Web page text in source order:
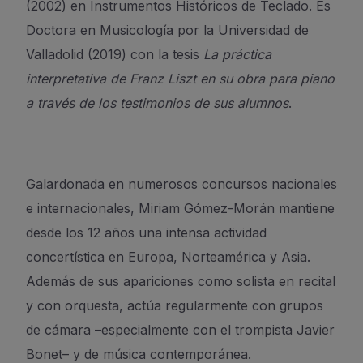
(2002) en Instrumentos Históricos de Teclado. Es
Doctora en Musicología por la Universidad de
Valladolid (2019) con la tesis La práctica
interpretativa de Franz Liszt en su obra para piano
a través de los testimonios de sus alumnos.
Galardonada en numerosos concursos nacionales
e internacionales, Miriam Gómez-Morán mantiene
desde los 12 años una intensa actividad
concertística en Europa, Norteamérica y Asia.
Además de sus apariciones como solista en recital
y con orquesta, actúa regularmente con grupos
de cámara –especialmente con el trompista Javier
Bonet– y de música contemporánea.